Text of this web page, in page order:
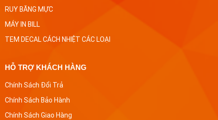
RUY BĂNG MỰC
MÁY IN BILL
TEM DECAL CÁCH NHIỆT CÁC LOẠI
HỖ TRỢ KHÁCH HÀNG
Chính Sách Đổi Trả
Chính Sách Bảo Hành
Chính Sách Giao Hàng